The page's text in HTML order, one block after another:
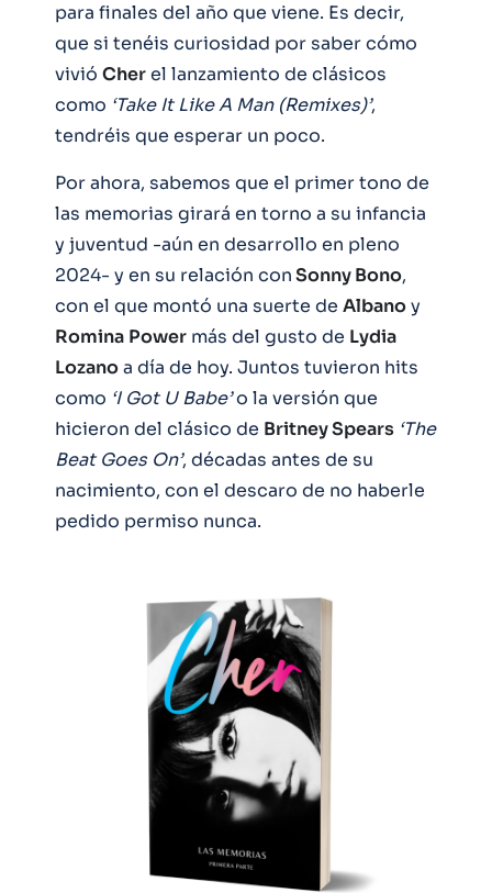
para finales del año que viene. Es decir,
que si tenéis curiosidad por saber cómo
vivió Cherel lanzamiento de clásicos
como ‘Take It Like A Man (Remixes)’,
tendréis que esperar un poco.
Por ahora, sabemos que el primer tono de
las memorias girará en torno a su infancia
y juventud -aún en desarrollo en pleno
2024- y en su relación conSonny Bono,
con el que montó una suerte de Albanoy
Romina Power más del gusto de Lydia
Lozanoa día de hoy. Juntos tuvieron hits
como ‘I Got U Babe’o la versión que
hicieron del clásico de Britney Spears ‘The
Beat Goes On’, décadas antes de su
nacimiento, con el descaro de no haberle
pedido permiso nunca.